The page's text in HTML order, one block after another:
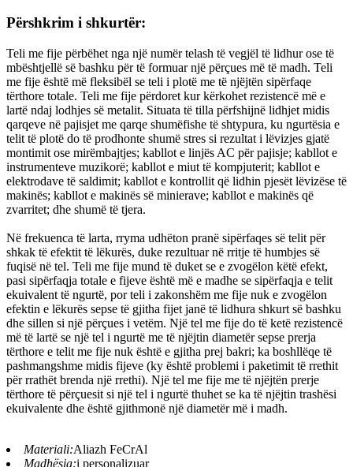
Përshkrim i shkurtër:
Teli me fije përbëhet nga një numër telash të vegjël të lidhur ose të
mbështjellë së bashku për të formuar një përçues më të madh. Teli
me fije është më fleksibël se teli i plotë me të njëjtën sipërfaqe
tërthore totale. Teli me fije përdoret kur kërkohet rezistencë më e
lartë ndaj lodhjes së metalit. Situata të tilla përfshijnë lidhjet midis
qarqeve në pajisjet me qarqe shumëfishe të shtypura, ku ngurtësia e
telit të plotë do të prodhonte shumë stres si rezultat i lëvizjes gjatë
montimit ose mirëmbajtjes; kabllot e linjës AC për pajisje; kabllot e
instrumenteve muzikorë; kabllot e miut të kompjuterit; kabllot e
elektrodave të saldimit; kabllot e kontrollit që lidhin pjesët lëvizëse të
makinës; kabllot e makinës së minierave; kabllot e makinës që
zvarritet; dhe shumë të tjera.
Në frekuenca të larta, rryma udhëton pranë sipërfaqes së telit për
shkak të efektit të lëkurës, duke rezultuar në rritje të humbjes së
fuqisë në tel. Teli me fije mund të duket se e zvogëlon këtë efekt,
pasi sipërfaqja totale e fijeve është më e madhe se sipërfaqja e telit
ekuivalent të ngurtë, por teli i zakonshëm me fije nuk e zvogëlon
efektin e lëkurës sepse të gjitha fijet janë të lidhura shkurt së bashku
dhe sillen si një përçues i vetëm. Një tel me fije do të ketë rezistencë
më të lartë se një tel i ngurtë me të njëjtin diametër sepse prerja
tërthore e telit me fije nuk është e gjitha prej bakri; ka boshllëqe të
pashmangshme midis fijeve (ky është problemi i paketimit të rrethit
për rrathët brenda një rrethi). Një tel me fije me të njëjtën prerje
tërthore të përçuesit si një tel i ngurtë thuhet se ka të njëjtin trashësi
ekuivalente dhe është gjithmonë një diametër më i madh.
Materiali:Aliazh FeCrAl
Madhësia:i personalizuar